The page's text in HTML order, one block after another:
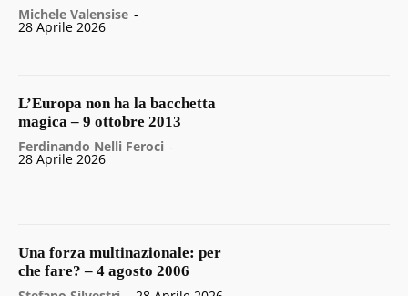
Michele Valensise -
28 Aprile 2026
L’Europa non ha la bacchetta
magica – 9 ottobre 2013
Ferdinando Nelli Feroci -
28 Aprile 2026
Una forza multinazionale: per
che fare? – 4 agosto 2006